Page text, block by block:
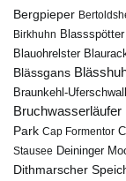
Bergpieper
Birkhuhn Blassspötter
Blauohrelster
Blässgans
Braunkehl-
Bruchwasserläufer
Park Cap Formentor
Stausee Deininger
Dithmarscher